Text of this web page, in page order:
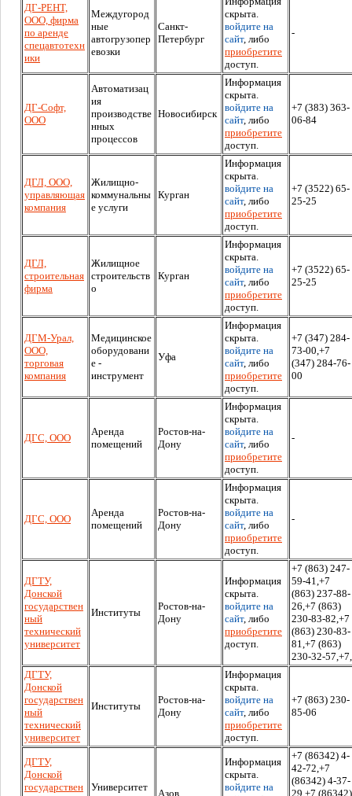
ДГ-РЕНТ,
ООО, фирма
по аренде
спецавтотехн
ики
Междугород
ные
автогрузопер
евозки
Санкт-
Петербург
скрыта.
войдите на
сайт, либо
приобретите
доступ.
-
ДГ-Софт,
ООО
Автоматизац
ия
производстве
нных
процессов
Новосибирск
Информация
скрыта.
войдите на
сайт, либо
приобретите
доступ.
+7 (383) 363-
06-84
ДГЛ, ООО,
управляющая
компания
Жилищно-
коммунальны
е услуги
Курган
Информация
скрыта.
войдите на
сайт, либо
приобретите
доступ.
+7 (3522) 65-
25-25
ДГЛ,
строительная
фирма
Жилищное
строительств
о
Курган
Информация
скрыта.
войдите на
сайт, либо
приобретите
доступ.
+7 (3522) 65-
25-25
ДГМ-Урал,
ООО,
торговая
компания
Медицинское
оборудовани
е -
инструмент
Уфа
Информация
скрыта.
войдите на
сайт, либо
приобретите
доступ.
+7 (347) 284-
73-00,+7
(347) 284-76-
00
ДГС, ООО
Аренда
помещений
Ростов-на-
Дону
Информация
скрыта.
войдите на
сайт, либо
приобретите
доступ.
-
ДГС, ООО
Аренда
помещений
Ростов-на-
Дону
Информация
скрыта.
войдите на
сайт, либо
приобретите
доступ.
-
ДГТУ,
Донской
государствен
ный
технический
университет
Институты
Ростов-на-
Дону
Информация
скрыта.
войдите на
сайт, либо
приобретите
доступ.
+7 (863) 247-
59-41,+7
(863) 237-88-
26,+7 (863)
230-83-82,+7
(863) 230-83-
81,+7 (863)
230-32-57,+7,
ДГТУ,
Донской
государствен
ный
технический
университет
Институты
Ростов-на-
Дону
Информация
скрыта.
войдите на
сайт, либо
приобретите
доступ.
+7 (863) 230-
85-06
ДГТУ,
Донской
государствен
Университет
Азов
Информация
скрыта.
войдите на
+7 (86342) 4-
42-72,+7
(86342) 4-37-
29,+7 (86342)